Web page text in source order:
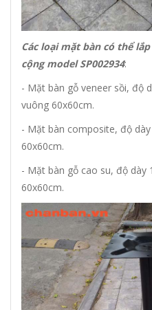
Các loại mặt bàn có thể
cộng model SP002934:
- Mặt bàn gỗ veneer sồi, độ
vuông 60x60cm.
- Mặt bàn composite, độ
60x60cm.
- Mặt bàn gỗ cao su, độ dày
60x60cm.